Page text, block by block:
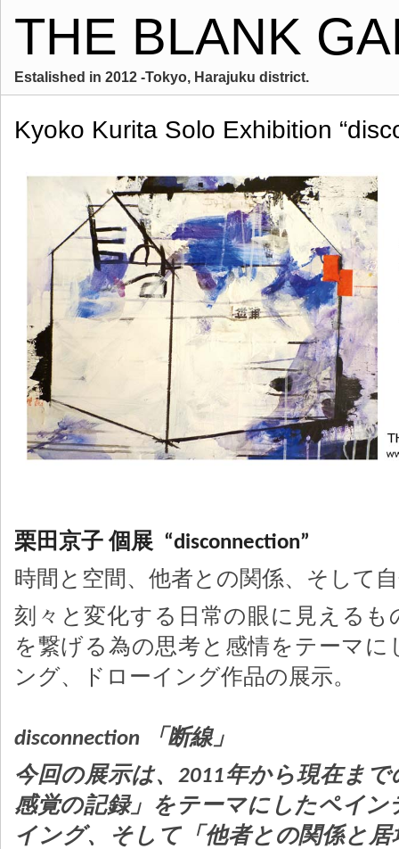
THE BLANK
Estalished in 2012 -Tokyo, Harajuku district.
Kyoko Kurita Solo Exhibition
栗田京子 個展 “disconnection”
時間と空間、他者との関係、そして
刻々と変化する日常の眼に見えるも
を繋げる為の思考と感情をテーマ
ング、ドローイング作品の展示。
disconnection 「断線」
今回の展示は、2011年から現在ま
感覚の記録」をテーマにしたペイン
イング、そして「他者との関係と